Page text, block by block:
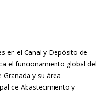
en el Canal y Depósito de
el funcionamiento global del
y su área
de Abastecimiento y